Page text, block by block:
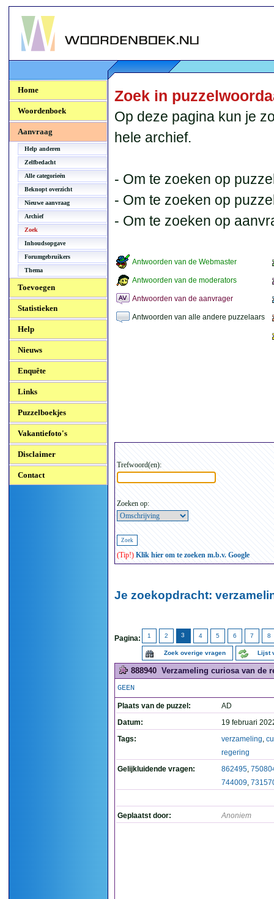
Woordenboek.NU
Home
Woordenboek
Aanvraag
Help anderen
Zelfbedacht
Alle categorieën
Beknopt overzicht
Nieuwe aanvraag
Archief
Zoek
Inhoudsopgave
Forumgebruikers
Thema
Toevoegen
Statistieken
Help
Nieuws
Enquête
Links
Puzzelboekjes
Vakantiefoto's
Disclaimer
Contact
Zoek in
Op deze pagina kun je
hele archief.
- Om te zoeken op
- Om te zoeken op
- Om te zoeken op
Antwoorden van de Webmaster
Antwoorden van de moderators
Antwoorden van de aanvrager
Antwoorden van alle andere puzzelaars
Trefwoord(en):
Zoeken op:
(Tip!) Klik hier om te zoeken m.b.v. Google
Je zoekopdracht:
Pagina: 1 2 3 4 5 6 7 8
Zoek overige vragen Lijst
888940 Verzameling curiosa van de
GEEN
Plaats van de puzzel:
AD
Datum:
19 februari
Tags:
verzameling,
regering
Gelijkluidende vragen:
862495,
744009,
Geplaatst door: Anoniem